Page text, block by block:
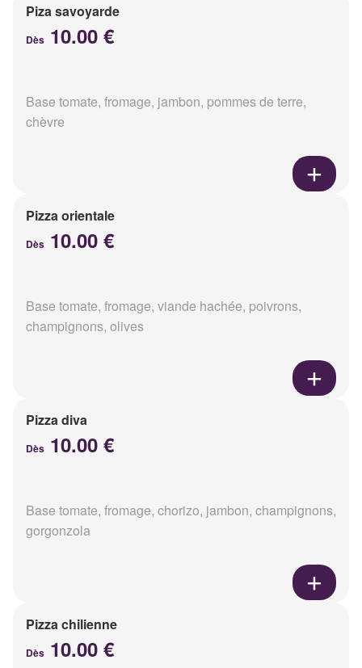
Piza savoyarde
Dès 10.00 €
Base tomate, fromage, jambon, pommes de terre,
chèvre
Pizza orientale
Dès 10.00 €
Base tomate, fromage, viande hachée, poivrons,
champignons, olives
Pizza diva
Dès 10.00 €
Base tomate, fromage, chorizo, jambon, champignons,
gorgonzola
Pizza chilienne
Dès 10.00 €